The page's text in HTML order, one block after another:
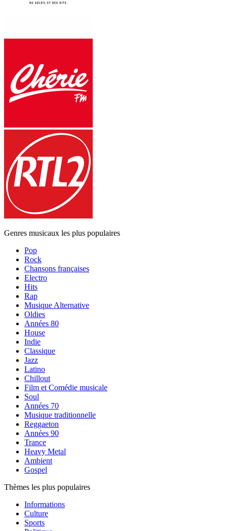
Genres musicaux les plus populaires
Pop
Rock
Chansons françaises
Electro
Hits
Rap
Musique Alternative
Oldies
Années 80
House
Indie
Classique
Jazz
Latino
Chillout
Film et Comédie musicale
Soul
Années 70
Musique traditionnelle
Reggaeton
Années 90
Trance
Heavy Metal
Ambient
Gospel
Thèmes les plus populaires
Informations
Culture
Sports